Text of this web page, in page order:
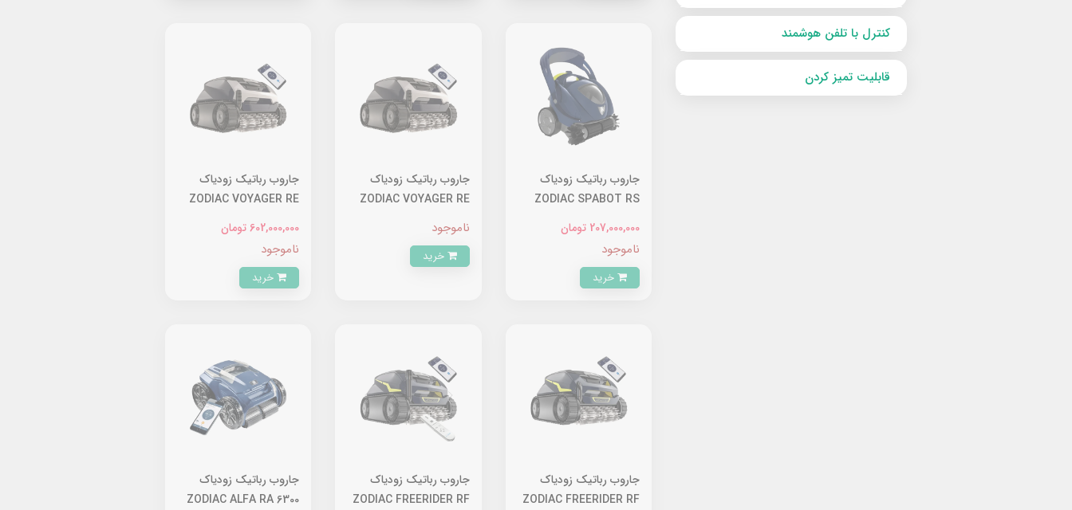
کنترل با تلفن هوشمند
قابلیت تمیز کردن
جاروب رباتیک زودیاک
ZODIAC SPABOT RS
207,000,000 تومان
ناموجود
خرید
جاروب رباتیک زودیاک
ZODIAC VOYAGER RE
4400 IQ
ناموجود
خرید
جاروب رباتیک زودیاک
ZODIAC VOYAGER RE
4600 IQ
602,000,000 تومان
ناموجود
خرید
جاروب رباتیک زودیاک
ZODIAC FREERIDER RF
جاروب رباتیک زودیاک
ZODIAC FREERIDER RF
جاروب رباتیک زودیاک
ZODIAC ALFA RA 6300